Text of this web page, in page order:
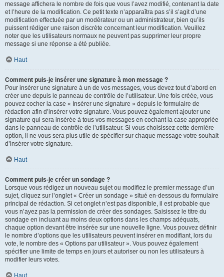
message affichera le nombre de fois que vous l’avez modifié, contenant la date
et l’heure de la modification. Ce petit texte n’apparaîtra pas s’il s’agit d’une
modification effectuée par un modérateur ou un administrateur, bien qu’ils
puissent rédiger une raison discrète concernant leur modification. Veuillez
noter que les utilisateurs normaux ne peuvent pas supprimer leur propre
message si une réponse a été publiée.
Haut
Comment puis-je insérer une signature à mon message ?
Pour insérer une signature à un de vos messages, vous devez tout d’abord en
créer une depuis le panneau de contrôle de l’utilisateur. Une fois créée, vous
pouvez cocher la case « Insérer une signature » depuis le formulaire de
rédaction afin d’insérer votre signature. Vous pouvez également ajouter une
signature qui sera insérée à tous vos messages en cochant la case appropriée
dans le panneau de contrôle de l’utilisateur. Si vous choisissez cette dernière
option, il ne vous sera plus utile de spécifier sur chaque message votre souhait
d’insérer votre signature.
Haut
Comment puis-je créer un sondage ?
Lorsque vous rédigez un nouveau sujet ou modifiez le premier message d’un
sujet, cliquez sur l’onglet « Créer un sondage » situé en-dessous du formulaire
principal de rédaction. Si cet onglet n’est pas disponible, il est probable que
vous n’ayez pas la permission de créer des sondages. Saisissez le titre du
sondage en incluant au moins deux options dans les champs adéquats,
chaque option devant être insérée sur une nouvelle ligne. Vous pouvez définir
le nombre d’options que les utilisateurs peuvent insérer en modifiant, lors du
vote, le nombre des « Options par utilisateur ». Vous pouvez également
spécifier une limite de temps en jours et autoriser ou non les utilisateurs à
modifier leurs votes.
Haut